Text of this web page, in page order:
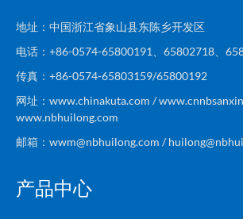
地址：中国浙江省象山县东陈乡开发区
电话：+86-0574-65800191、65802718、
传真：+86-0574-65803159/65800192
网址：www.chinakuta.com /
www.nbhuilong.com
邮箱：wwm@nbhuilong.com /
产品中心